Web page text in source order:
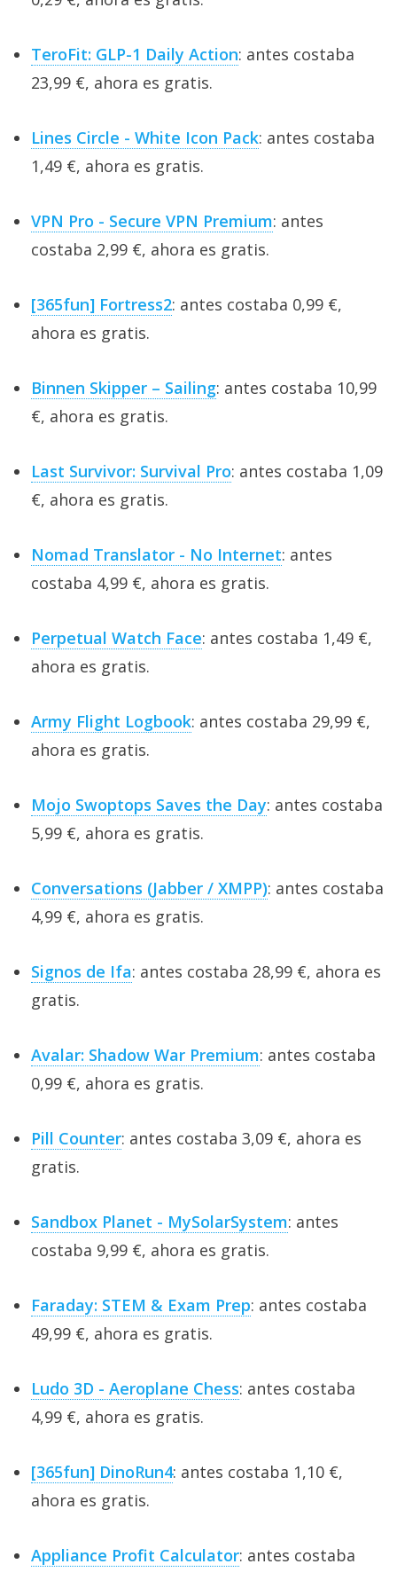
TeroFit: GLP-1 Daily Action: antes costaba
23,99 €, ahora es gratis.
Lines Circle - White Icon Pack: antes costaba
1,49 €, ahora es gratis.
VPN Pro - Secure VPN Premium: antes
costaba 2,99 €, ahora es gratis.
[365fun] Fortress2: antes costaba 0,99 €,
ahora es gratis.
Binnen Skipper – Sailing: antes costaba 10,99
€, ahora es gratis.
Last Survivor: Survival Pro: antes costaba 1,09
€, ahora es gratis.
Nomad Translator - No Internet: antes
costaba 4,99 €, ahora es gratis.
Perpetual Watch Face: antes costaba 1,49 €,
ahora es gratis.
Army Flight Logbook: antes costaba 29,99 €,
ahora es gratis.
Mojo Swoptops Saves the Day: antes costaba
5,99 €, ahora es gratis.
Conversations (Jabber / XMPP): antes costaba
4,99 €, ahora es gratis.
Signos de Ifa: antes costaba 28,99 €, ahora es
gratis.
Avalar: Shadow War Premium: antes costaba
0,99 €, ahora es gratis.
Pill Counter: antes costaba 3,09 €, ahora es
gratis.
Sandbox Planet - MySolarSystem: antes
costaba 9,99 €, ahora es gratis.
Faraday: STEM & Exam Prep: antes costaba
49,99 €, ahora es gratis.
Ludo 3D - Aeroplane Chess: antes costaba
4,99 €, ahora es gratis.
[365fun] DinoRun4: antes costaba 1,10 €,
ahora es gratis.
Appliance Profit Calculator: antes costaba